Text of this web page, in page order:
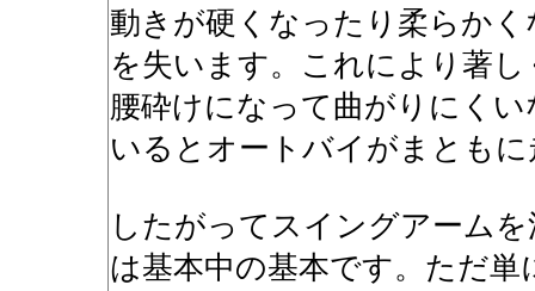
動きが硬くなったり柔らか
を失います。これにより著
腰砕けになって曲がりにく
いるとオートバイがまとも
したがってスイングアーム
は基本中の基本です。ただ